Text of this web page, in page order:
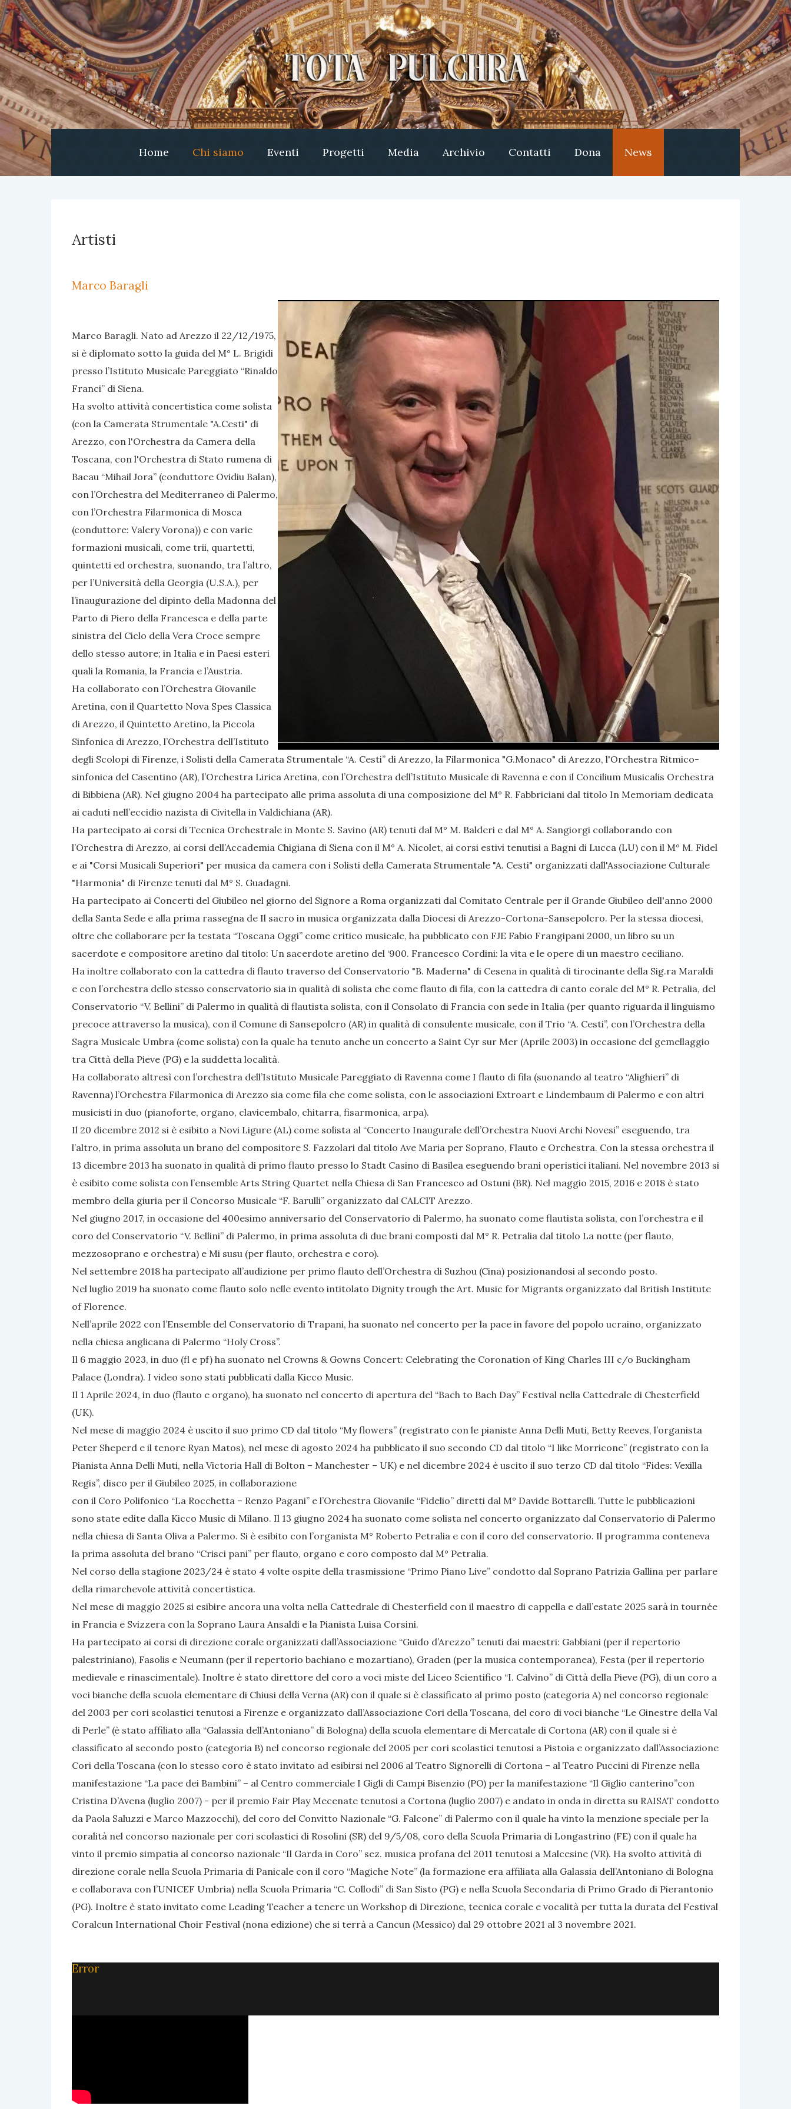
Home Chi siamo Eventi Progetti Media Archivio Contatti Dona News
Artisti
Marco Baragli
Marco Baragli. Nato ad Arezzo il 22/12/1975,
si è diplomato sotto la guida del M° L. Brigidi
presso l’Istituto Musicale Pareggiato “Rinaldo
Franci” di Siena.
Ha svolto attività concertistica come solista
(con la Camerata Strumentale "A.Cesti" di
Arezzo, con l'Orchestra da Camera della
Toscana, con l'Orchestra di Stato rumena di
Bacau “Mihail Jora” (conduttore Ovidiu Balan),
con l’Orchestra del Mediterraneo di Palermo,
con l’Orchestra Filarmonica di Mosca
(conduttore: Valery Vorona)) e con varie
formazioni musicali, come trii, quartetti,
quintetti ed orchestra, suonando, tra l’altro,
per l’Università della Georgia (U.S.A.), per
l’inaugurazione del dipinto della Madonna del
Parto di Piero della Francesca e della parte
sinistra del Ciclo della Vera Croce sempre
dello stesso autore; in Italia e in Paesi esteri
quali la Romania, la Francia e l’Austria.
Ha collaborato con l’Orchestra Giovanile
Aretina, con il Quartetto Nova Spes Classica
di Arezzo, il Quintetto Aretino, la Piccola
Sinfonica di Arezzo, l’Orchestra dell’Istituto
degli Scolopi di Firenze, i Solisti della Camerata Strumentale “A. Cesti” di Arezzo, la Filarmonica "G.Monaco" di Arezzo, l'Orchestra Ritmico-
sinfonica del Casentino (AR), l’Orchestra Lirica Aretina, con l’Orchestra dell’Istituto Musicale di Ravenna e con il Concilium Musicalis Orchestra
di Bibbiena (AR). Nel giugno 2004 ha partecipato alle prima assoluta di una composizione del M° R. Fabbriciani dal titolo In Memoriam dedicata
ai caduti nell’eccidio nazista di Civitella in Valdichiana (AR).
Ha partecipato ai corsi di Tecnica Orchestrale in Monte S. Savino (AR) tenuti dal M° M. Balderi e dal M° A. Sangiorgi collaborando con
l’Orchestra di Arezzo, ai corsi dell’Accademia Chigiana di Siena con il M° A. Nicolet, ai corsi estivi tenutisi a Bagni di Lucca (LU) con il M° M. Fidel
e ai "Corsi Musicali Superiori" per musica da camera con i Solisti della Camerata Strumentale "A. Cesti" organizzati dall'Associazione Culturale
"Harmonia" di Firenze tenuti dal M° S. Guadagni.
Ha partecipato ai Concerti del Giubileo nel giorno del Signore a Roma organizzati dal Comitato Centrale per il Grande Giubileo dell'anno 2000
della Santa Sede e alla prima rassegna de Il sacro in musica organizzata dalla Diocesi di Arezzo-Cortona-Sansepolcro. Per la stessa diocesi,
oltre che collaborare per la testata “Toscana Oggi” come critico musicale, ha pubblicato con FJE Fabio Frangipani 2000, un libro su un
sacerdote e compositore aretino dal titolo: Un sacerdote aretino del ‘900. Francesco Cordini: la vita e le opere di un maestro ceciliano.
Ha inoltre collaborato con la cattedra di flauto traverso del Conservatorio "B. Maderna" di Cesena in qualità di tirocinante della Sig.ra Maraldi
e con l’orchestra dello stesso conservatorio sia in qualità di solista che come flauto di fila, con la cattedra di canto corale del M° R. Petralia, del
Conservatorio “V. Bellini” di Palermo in qualità di flautista solista, con il Consolato di Francia con sede in Italia (per quanto riguarda il linguismo
precoce attraverso la musica), con il Comune di Sansepolcro (AR) in qualità di consulente musicale, con il Trio “A. Cesti”, con l’Orchestra della
Sagra Musicale Umbra (come solista) con la quale ha tenuto anche un concerto a Saint Cyr sur Mer (Aprile 2003) in occasione del gemellaggio
tra Città della Pieve (PG) e la suddetta località.
Ha collaborato altresì con l’orchestra dell’Istituto Musicale Pareggiato di Ravenna come I flauto di fila (suonando al teatro “Alighieri” di
Ravenna) l’Orchestra Filarmonica di Arezzo sia come fila che come solista, con le associazioni Extroart e Lindembaum di Palermo e con altri
musicisti in duo (pianoforte, organo, clavicembalo, chitarra, fisarmonica, arpa).
Il 20 dicembre 2012 si è esibito a Novi Ligure (AL) come solista al “Concerto Inaugurale dell’Orchestra Nuovi Archi Novesi” eseguendo, tra
l’altro, in prima assoluta un brano del compositore S. Fazzolari dal titolo Ave Maria per Soprano, Flauto e Orchestra. Con la stessa orchestra il
13 dicembre 2013 ha suonato in qualità di primo flauto presso lo Stadt Casino di Basilea eseguendo brani operistici italiani. Nel novembre 2013 si
è esibito come solista con l’ensemble Arts String Quartet nella Chiesa di San Francesco ad Ostuni (BR). Nel maggio 2015, 2016 e 2018 è stato
membro della giuria per il Concorso Musicale “F. Barulli” organizzato dal CALCIT Arezzo.
Nel giugno 2017, in occasione del 400esimo anniversario del Conservatorio di Palermo, ha suonato come flautista solista, con l’orchestra e il
coro del Conservatorio “V. Bellini” di Palermo, in prima assoluta di due brani composti dal M° R. Petralia dal titolo La notte (per flauto,
mezzosoprano e orchestra) e Mi susu (per flauto, orchestra e coro).
Nel settembre 2018 ha partecipato all’audizione per primo flauto dell’Orchestra di Suzhou (Cina) posizionandosi al secondo posto.
Nel luglio 2019 ha suonato come flauto solo nelle evento intitolato Dignity trough the Art. Music for Migrants organizzato dal British Institute
of Florence.
Nell’aprile 2022 con l’Ensemble del Conservatorio di Trapani, ha suonato nel concerto per la pace in favore del popolo ucraino, organizzato
nella chiesa anglicana di Palermo “Holy Cross”.
Il 6 maggio 2023, in duo (fl e pf) ha suonato nel Crowns & Gowns Concert: Celebrating the Coronation of King Charles III c/o Buckingham
Palace (Londra). I video sono stati pubblicati dalla Kicco Music.
Il 1 Aprile 2024, in duo (flauto e organo), ha suonato nel concerto di apertura del “Bach to Bach Day” Festival nella Cattedrale di Chesterfield
(UK).
Nel mese di maggio 2024 è uscito il suo primo CD dal titolo “My flowers” (registrato con le pianiste Anna Delli Muti, Betty Reeves, l’organista
Peter Sheperd e il tenore Ryan Matos), nel mese di agosto 2024 ha pubblicato il suo secondo CD dal titolo “I like Morricone” (registrato con la
Pianista Anna Delli Muti, nella Victoria Hall di Bolton – Manchester – UK) e nel dicembre 2024 è uscito il suo terzo CD dal titolo “Fides: Vexilla
Regis”, disco per il Giubileo 2025, in collaborazione
con il Coro Polifonico “La Rocchetta – Renzo Pagani” e l’Orchestra Giovanile “Fidelio” diretti dal M° Davide Bottarelli. Tutte le pubblicazioni
sono state edite dalla Kicco Music di Milano. Il 13 giugno 2024 ha suonato come solista nel concerto organizzato dal Conservatorio di Palermo
nella chiesa di Santa Oliva a Palermo. Si è esibito con l’organista M° Roberto Petralia e con il coro del conservatorio. Il programma conteneva
la prima assoluta del brano “Crisci pani” per flauto, organo e coro composto dal M° Petralia.
Nel corso della stagione 2023/24 è stato 4 volte ospite della trasmissione “Primo Piano Live” condotto dal Soprano Patrizia Gallina per parlare
della rimarchevole attività concertistica.
Nel mese di maggio 2025 si esibire ancora una volta nella Cattedrale di Chesterfield con il maestro di cappella e dall’estate 2025 sarà in tournée
in Francia e Svizzera con la Soprano Laura Ansaldi e la Pianista Luisa Corsini.
Ha partecipato ai corsi di direzione corale organizzati dall’Associazione “Guido d’Arezzo” tenuti dai maestri: Gabbiani (per il repertorio
palestriniano), Fasolis e Neumann (per il repertorio bachiano e mozartiano), Graden (per la musica contemporanea), Festa (per il repertorio
medievale e rinascimentale). Inoltre è stato direttore del coro a voci miste del Liceo Scientifico “I. Calvino” di Città della Pieve (PG), di un coro a
voci bianche della scuola elementare di Chiusi della Verna (AR) con il quale si è classificato al primo posto (categoria A) nel concorso regionale
del 2003 per cori scolastici tenutosi a Firenze e organizzato dall’Associazione Cori della Toscana, del coro di voci bianche “Le Ginestre della Val
di Perle” (è stato affiliato alla “Galassia dell’Antoniano” di Bologna) della scuola elementare di Mercatale di Cortona (AR) con il quale si è
classificato al secondo posto (categoria B) nel concorso regionale del 2005 per cori scolastici tenutosi a Pistoia e organizzato dall’Associazione
Cori della Toscana (con lo stesso coro è stato invitato ad esibirsi nel 2006 al Teatro Signorelli di Cortona – al Teatro Puccini di Firenze nella
manifestazione “La pace dei Bambini” – al Centro commerciale I Gigli di Campi Bisenzio (PO) per la manifestazione “Il Giglio canterino”con
Cristina D’Avena (luglio 2007) - per il premio Fair Play Mecenate tenutosi a Cortona (luglio 2007) e andato in onda in diretta su RAISAT condotto
da Paola Saluzzi e Marco Mazzocchi), del coro del Convitto Nazionale “G. Falcone” di Palermo con il quale ha vinto la menzione speciale per la
coralità nel concorso nazionale per cori scolastici di Rosolini (SR) del 9/5/08, coro della Scuola Primaria di Longastrino (FE) con il quale ha
vinto il premio simpatia al concorso nazionale “Il Garda in Coro” sez. musica profana del 2011 tenutosi a Malcesine (VR). Ha svolto attività di
direzione corale nella Scuola Primaria di Panicale con il coro “Magiche Note” (la formazione era affiliata alla Galassia dell’Antoniano di Bologna
e collaborava con l’UNICEF Umbria) nella Scuola Primaria “C. Collodi” di San Sisto (PG) e nella Scuola Secondaria di Primo Grado di Pierantonio
(PG). Inoltre è stato invitato come Leading Teacher a tenere un Workshop di Direzione, tecnica corale e vocalità per tutta la durata del Festival
Coralcun International Choir Festival (nona edizione) che si terrà a Cancun (Messico) dal 29 ottobre 2021 al 3 novembre 2021.
Error